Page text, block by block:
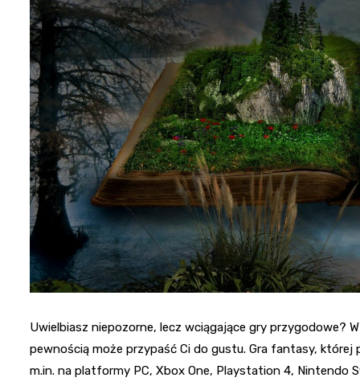
Uwielbiasz niepozorne, lecz wciągające gry przygodowe?
pewnością może przypaść Ci do gustu. Gra fantasy, której
m.in. na platformy PC, Xbox One, Playstation 4, Nintendo